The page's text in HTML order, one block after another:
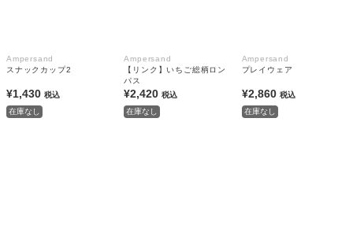
Ampersand
スナックカップ2
¥1,430 税込
在庫なし
Ampersand
【リンク】いちご総柄ロン
パス
¥2,420税込
在庫なし
Ampersand
プレイウェア
¥2,860 税込
在庫なし